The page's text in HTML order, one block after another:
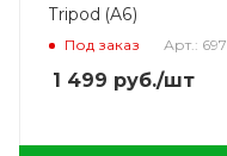
Tripod (A6)
Под заказ Арт.:
1 499 руб./шт